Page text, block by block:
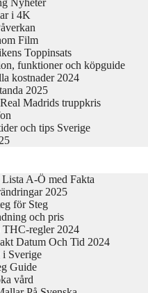
i 4K
Film
Toppinsats
funktioner och köpguide
kostnader 2024
2025
Madrids truppkris
och tips Sverige
A-Ö med Fakta
2025
för Steg
och pris
regler 2024
Datum Och Tid 2024
i Sverige
Guide
vård